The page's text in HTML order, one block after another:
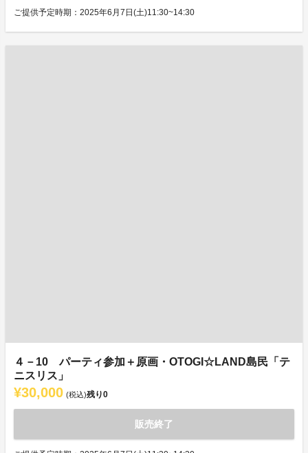
ご提供予定時期：2025年6月7日(土)11:30~14:30
４－10 パーティ参加＋原画・OTOGI☆LAND島民「テ
ニスリス」
¥30,000 (税込)残り0
販売終了